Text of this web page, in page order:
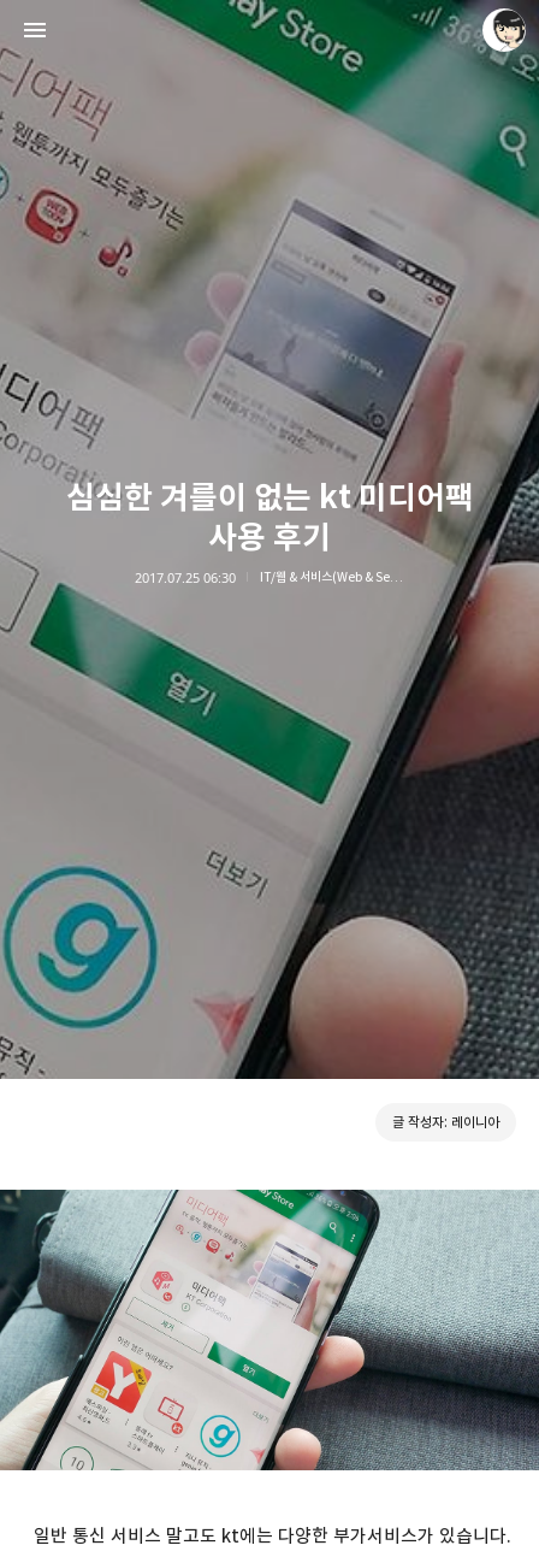
심심한 겨를이 없는 kt 미디어팩
사용 후기
2017.07.25 06:30
글 작성자: 레이니아
일반 통신 서비스 말고도 kt에는 다양한 부가서비스가 있습니다.
레이니아
레이니아